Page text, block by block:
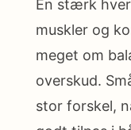
En stærk
muskler og
meget om
overskud.
stor forskel,